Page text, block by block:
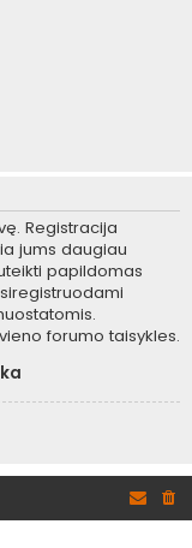
Registracija
jums daugiau
papildomas
forumo taisykles.